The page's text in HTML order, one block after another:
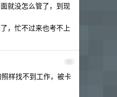
就没怎么管了，到现
，忙不过来也考不上
25
样找不到工作，被卡